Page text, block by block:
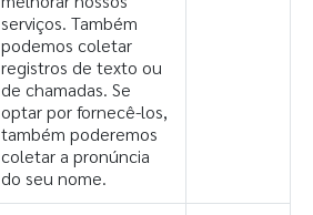
serviços. Também
podemos coletar
registros de texto ou
de chamadas. Se
optar por fornecê-los,
também poderemos
coletar a pronúncia
do seu nome.